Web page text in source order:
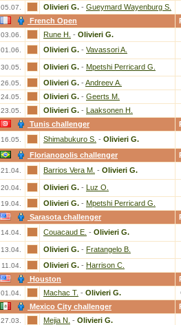
05.07. Olivieri G. - Gueymard Wayenburg S.
French Open
03.06. Rune H. - Olivieri G.
01.06. Olivieri G. - Vavassori A.
30.05. Olivieri G. - Mpetshi Perricard G.
26.05. Olivieri G. - Andreev A.
24.05. Olivieri G. - Geerts M.
23.05. Olivieri G. - Laaksonen H.
Tunis challenger
16.05. Shimabukuro S. - Olivieri G.
Florianopolis challenger
21.04. Barrios Vera M. - Olivieri G.
20.04. Olivieri G. - Luz O.
19.04. Olivieri G. - Mpetshi Perricard G.
Sarasota challenger
14.04. Couacaud E. - Olivieri G.
13.04. Olivieri G. - Fratangelo B.
11.04. Olivieri G. - Harrison C.
Houston
01.04. Machac T. - Olivieri G.
Mexico City challenger
27.03. Mejia N. - Olivieri G.